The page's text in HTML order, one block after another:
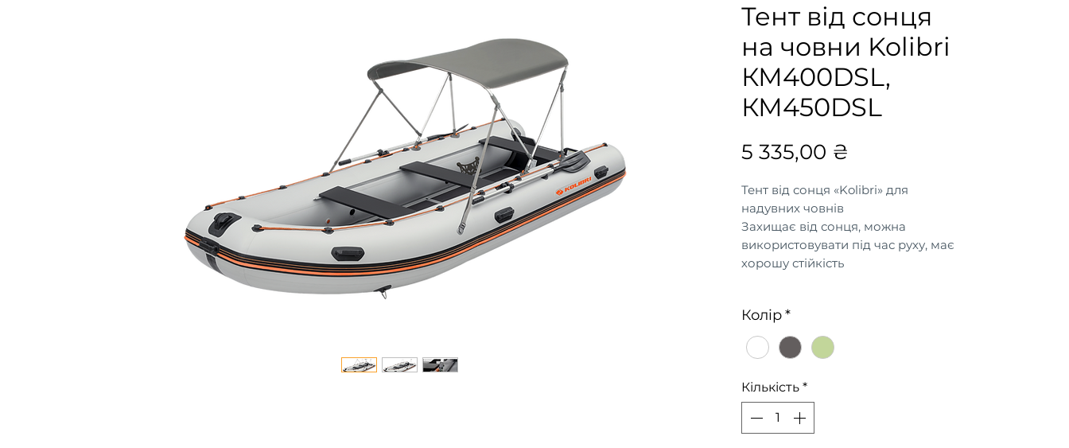
Тент від сонця
на човни Kolibri
КМ400DSL,
КМ450DSL
5 335,00 ₴
Тент від сонця «Kolibri» для
надувних човнів
Захищає від сонця, можна
використовувати під час руху, має
хорошу стійкість
КМ400DSL, КМ450DSL
білий
темно-сірий
камуфляж
Колір*
Кількість *